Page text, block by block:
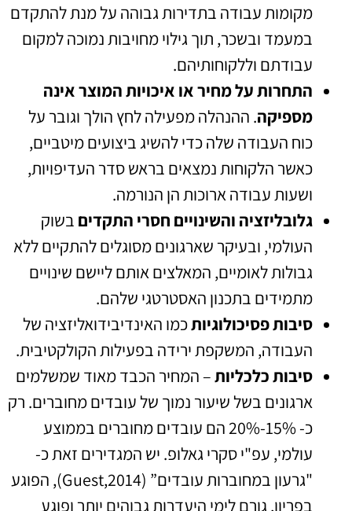
מקומות עבודה בתדירות גבוהה על מנת להתקדם
במעמד ובשכר, תוך גילוי מחויבות נמוכה למקום
עבודתם וללקוחותיהם.
התחרות על מחיר או איכויות המוצר אינה
מספיקה. ההנהלה מפעילה לחץ הולך וגובר על
כוח העבודה שלה כדי להשיג ביצועים מיטביים,
כאשר הלקוחות נמצאים בראש סדר העדיפויות,
ושעות עבודה ארוכות הן הנורמה.
גלובליזציה והשינויים חסרי התקדים בשוק
העולמי, ובעיקר שארגונים מסוגלים להתקיים ללא
גבולות לאומיים, המאלצים אותם ליישם שינויים
מתמידים בתכנון האסטרטגי שלהם.
סיבות פסיכולוגיותכמו האינדיבידואליזציה של
העבודה, המשקפת ירידה בפעילות הקולקטיבית.
סיבות כלכליות– המחיר הכבד מאוד שמשלמים
ארגונים בשל שיעור נמוך של עובדים מחוברים. רק
כ- 15%-20% הם עובדים מחוברים בממוצע
עולמי, עפ"י סקרי גאלופ. יש המגדירים זאת כ-
"גרעון במחוברות עובדים” (Guest,2014), הפוגע
בפריון, גורם לימי היעדרות גבוהים יותר ופוגע